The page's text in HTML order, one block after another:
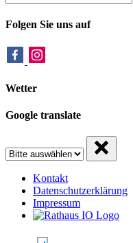
Folgen Sie uns auf
Wetter
Google translate
Kontakt
Datenschutzerklärung
Impressum